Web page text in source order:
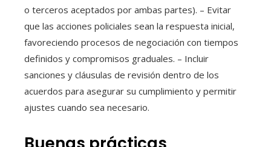
o terceros aceptados por ambas partes). – Evitar
que las acciones policiales sean la respuesta inicial,
favoreciendo procesos de negociación con tiempos
definidos y compromisos graduales. – Incluir
sanciones y cláusulas de revisión dentro de los
acuerdos para asegurar su cumplimiento y permitir
ajustes cuando sea necesario.